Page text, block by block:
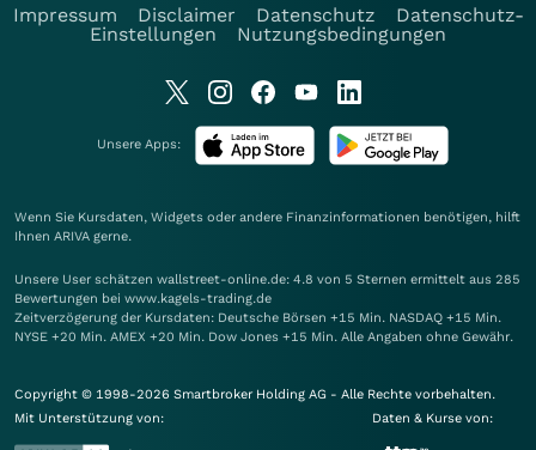
Impressum
Disclaimer Datenschutz
Datenschutz-
Einstellungen
Nutzungsbedingungen
Unsere Apps:
Wenn Sie Kursdaten, Widgets oder andere Finanzinformationen benötigen, hilft
Ihnen ARIVA gerne.
Unsere User schätzen wallstreet-online.de: 4.8 von 5 Sternen ermittelt aus 285
Bewertungen bei www.kagels-trading.de
Zeitverzögerung der Kursdaten: Deutsche Börsen +15 Min. NASDAQ +15 Min.
NYSE +20 Min. AMEX +20 Min. Dow Jones +15 Min. Alle Angaben ohne Gewähr.
Copyright © 1998-2026 Smartbroker Holding AG - Alle Rechte vorbehalten.
Mit Unterstützung von:
Daten & Kurse von: